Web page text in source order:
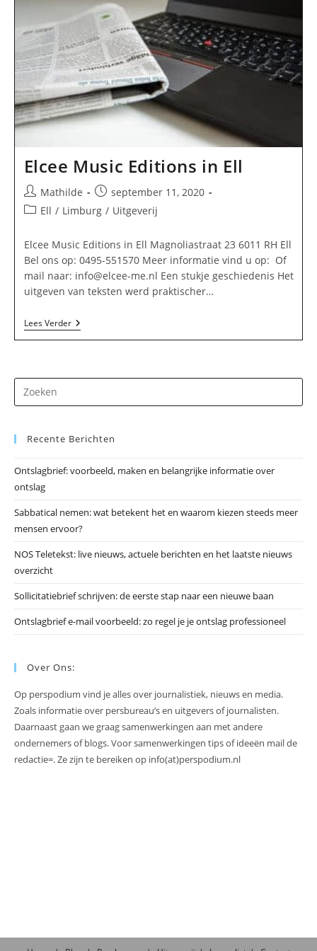
Elcee Music Editions in Ell
Bericht
auteur:
Mathilde
Bericht
gepubliceerd
op:
september 11, 2020
Berichtcategorie:
Ell / Limburg / Uitgeverij
Elcee Music Editions in Ell Magnoliastraat 23 6011 RH Ell
Bel ons op: 0495-551570 Meer informatie vind u op: Of
mail naar: info@elcee-me.nl Een stukje geschiedenis Het
uitgeven van teksten werd praktischer…
Lees VerderElcee
Music
op
Recente Berichten
Ontslagbrief: voorbeeld, maken en belangrijke informatie over
ontslag
Sabbatical nemen: wat betekent het en waarom kiezen steeds meer
mensen ervoor?
NOS Teletekst: live nieuws, actuele berichten en het laatste nieuws
overzicht
Sollicitatiebrief schrijven: de eerste stap naar een nieuwe baan
Ontslagbrief e-mail voorbeeld: zo regel je je ontslag professioneel
Over Ons:
Op perspodium vind je alles over journalistiek, nieuws en media.
Zoals informatie over persbureau’s en uitgevers of journalisten.
Daarnaast gaan we graag samenwerkingen aan met andere
ondernemers of blogs. Voor samenwerkingen tips of ideeën mail de
redactie=. Ze zijn te bereiken op info(at)perspodium.nl